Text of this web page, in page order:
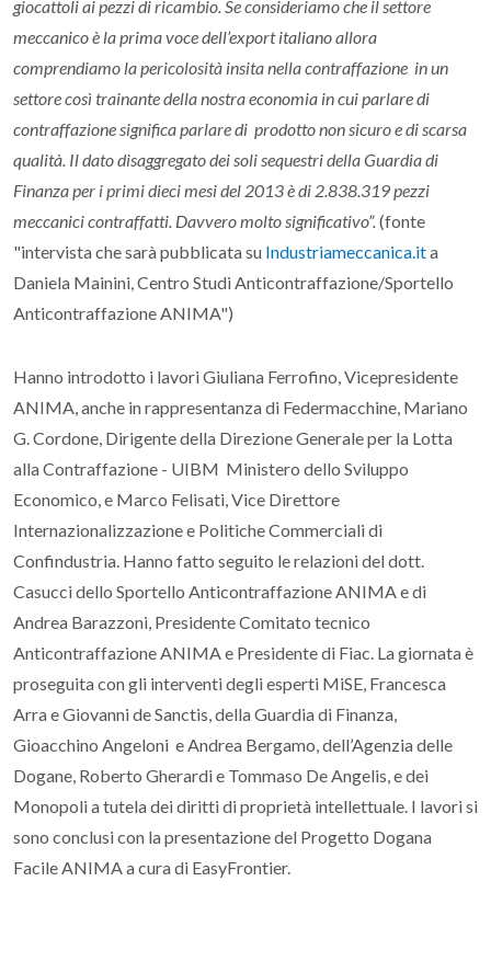
giocattoli ai pezzi di ricambio. Se consideriamo che il settore
meccanico è la prima voce dell’export italiano allora
comprendiamo la pericolosità insita nella contraffazione in un
settore così trainante della nostra economia in cui parlare di
contraffazione significa parlare di prodotto non sicuro e di scarsa
qualità. Il dato disaggregato dei soli sequestri della Guardia di
Finanza per i primi dieci mesi del 2013 è di 2.838.319 pezzi
meccanici contraffatti. Davvero molto significativo”.(fonte
"intervista che sarà pubblicata su Industriameccanica.ita
Daniela Mainini, Centro Studi Anticontraffazione/Sportello
Anticontraffazione ANIMA")
Hanno introdotto i lavori Giuliana Ferrofino, Vicepresidente
ANIMA, anche in rappresentanza di Federmacchine, Mariano
G. Cordone, Dirigente della Direzione Generale per la Lotta
alla Contraffazione - UIBM Ministero dello Sviluppo
Economico, e Marco Felisati, Vice Direttore
Internazionalizzazione e Politiche Commerciali di
Confindustria. Hanno fatto seguito le relazioni del dott.
Casucci dello Sportello Anticontraffazione ANIMA e di
Andrea Barazzoni, Presidente Comitato tecnico
Anticontraffazione ANIMA e Presidente di Fiac. La giornata è
proseguita con gli interventi degli esperti MiSE, Francesca
Arra e Giovanni de Sanctis, della Guardia di Finanza,
Gioacchino Angeloni e Andrea Bergamo, dell’Agenzia delle
Dogane, Roberto Gherardi e Tommaso De Angelis, e dei
Monopoli a tutela dei diritti di proprietà intellettuale. I lavori si
sono conclusi con la presentazione del Progetto Dogana
Facile ANIMA a cura di EasyFrontier.